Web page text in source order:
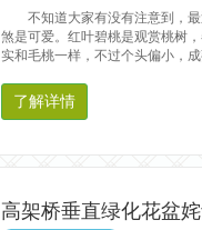
不知道大家有没有注意到，最
煞是可爱。红叶碧桃是观赏桃树
实和毛桃一样，不过个头偏小，
了解详情
高架桥垂直绿化花盆